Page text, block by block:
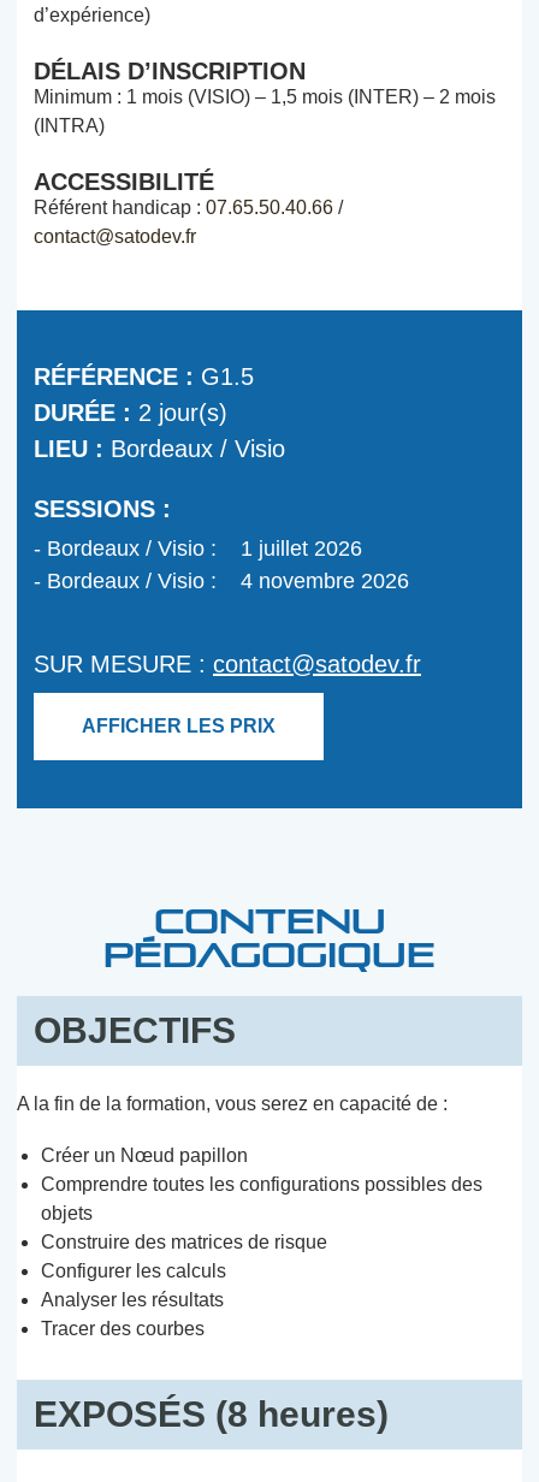
d’expérience)
DÉLAIS D’INSCRIPTION
Minimum : 1 mois (VISIO) – 1,5 mois (INTER) – 2 mois
(INTRA)
ACCESSIBILITÉ
Référent handicap : 07.65.50.40.66 /
contact@satodev.fr
RÉFÉRENCE : G1.5
DURÉE : 2 jour(s)
LIEU : Bordeaux / Visio
SESSIONS :
Bordeaux / Visio :
1 juillet 2026
Bordeaux / Visio :
4 novembre 2026
SUR MESURE : contact@satodev.fr
AFFICHER LES PRIX
CONTENU
PÉDAGOGIQUE
OBJECTIFS
A la fin de la formation, vous serez en capacité de :
Créer un Nœud papillon
Comprendre toutes les configurations possibles des
objets
Construire des matrices de risque
Configurer les calculs
Analyser les résultats
Tracer des courbes
EXPOSÉS (8 heures)